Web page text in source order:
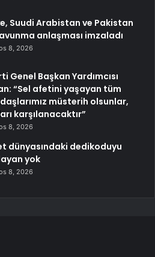
Suudi Arabistan ve Pakistan
anlaşması imzaladı
8, 2026
Genel Başkan Yardımcısı
“Sel afetini yaşayan tüm
müsterih olsunlar,
karşılanacaktır”
8, 2026
dünyasındaki dedikoduyu
yok
8, 2026